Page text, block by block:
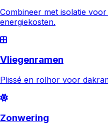
Combineer met isolatie
energiekosten.
Vliegenramen
Plissé en rolhor voor
Zonwering